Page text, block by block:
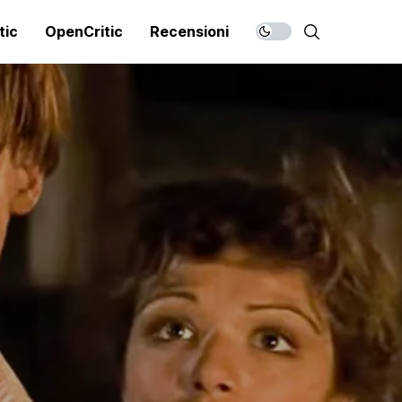
OpenCritic Recensioni